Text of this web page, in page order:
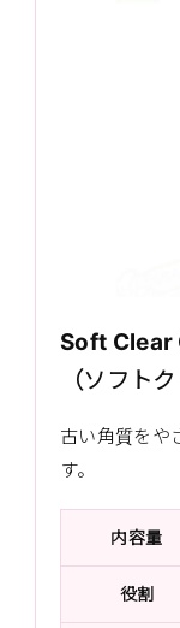
Soft Clear
（ソフト
古い角質をや
す。
内容量
役割